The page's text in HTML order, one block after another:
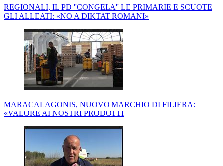
REGIONALI, IL PD ''CONGELA'' LE PRIMARIE E SCUOTE
GLI ALLEATI: «NO A DIKTAT ROMANI»
MARACALAGONIS, NUOVO MARCHIO DI FILIERA:
«VALORE AI NOSTRI PRODOTTI